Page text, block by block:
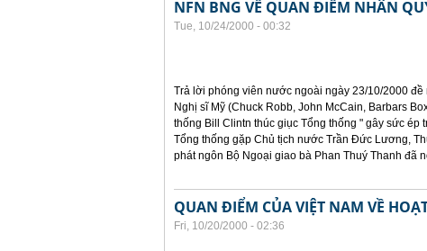
NFN BNG VỀ QUAN ĐIỂM NHÂN
Tue, 10/24/2000 - 00:32
Trả lời phóng viên nước ngoài ngày 23/10/2000
Nghị sĩ Mỹ (Chuck Robb, John McCain, Barbars
thống Bill Clintn thúc giục Tổng thống " gây sức ép
Tổng thống gặp Chủ tịch nước Trần Đức Lương,
phát ngôn Bộ Ngoại giao bà Phan Thuý Thanh đã
QUAN ĐIỂM CỦA VIỆT NAM VỀ
Fri, 10/20/2000 - 02:36